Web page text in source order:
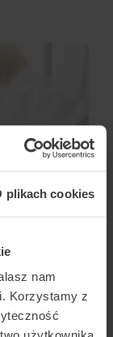
plikach cookies
nam
Korzystamy z
-